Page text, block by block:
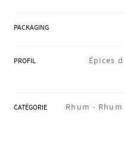
PACKAGING
PROFIL Épices
CATÉGORIE Rhum -